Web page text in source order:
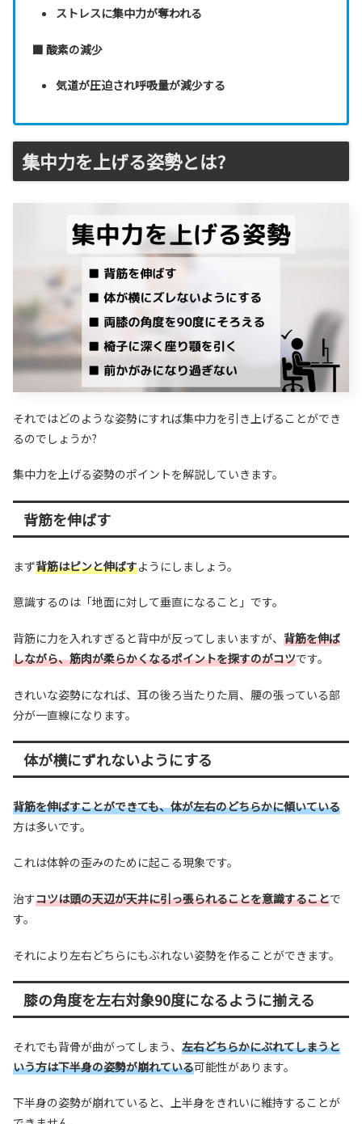
ストレスに集中力が奪われる
■ 酸素の減少
気道が圧迫され呼吸量が減少する
集中力を上げる姿勢とは?
それではどのような姿勢にすれば集中力を引き上げることができ
るのでしょうか?
集中力を上げる姿勢のポイントを解説していきます。
背筋を伸ばす
まず背筋はピンと伸ばすようにしましょう。
意識するのは「地面に対して垂直になること」です。
背筋に力を入れすぎると背中が反ってしまいますが、 背筋を伸ば
しながら、筋肉が柔らかくなるポイントを探すのがコツです。
きれいな姿勢になれば、耳の後ろ当たりた肩、腰の張っている部
分が一直線になります。
体が横にずれないようにする
背筋を伸ばすことができても、体が左右のどちらかに傾いている
方は多いです。
これは体幹の歪みのために起こる現象です。
治すコツは頭の天辺が天井に引っ張られることを意識することで
す。
それにより左右どちらにもぶれない姿勢を作ることができます。
膝の角度を左右対象90度になるように揃える
それでも背骨が曲がってしまう、 左右どちらかにぶれてしまうと
いう方は下半身の姿勢が崩れている可能性があります。
下半身の姿勢が崩れていると、上半身をきれいに維持することが